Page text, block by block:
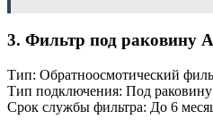
3. Фильтр под раковину
Тип: Обратноосмотический
Тип подключения: Под раковину
Срок службы фильтра: До 6